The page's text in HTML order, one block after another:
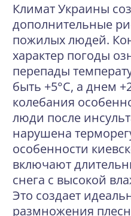
Климат Украины
дополнительные
пожилых людей.
характер погоды
перепады
быть +5°C, а днем
колебания
люди после
нарушена
особенности
включают
снега с высокой
Это создает
размножения